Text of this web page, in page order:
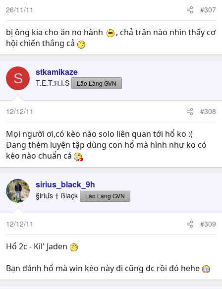
26/11/11 #307
bị ông kia cho ăn no hành
, chả trận nào nhìn thấy cơ
hội chiến thắng cả
S stkamikaze
T.E.T.Я.I.S Lão Làng GVN
12/12/11 #308
Mọi người ơi,có kèo nào solo liên quan tới hổ ko :(
Đang thèm luyện tập dùng con hổ mà hình như ko có
kèo nào chuẩn cả
sirius_black_9h
§iriմs † ßlaçk Lão Làng GVN
12/12/11 #309
Hổ 2c - Kil' Jaden
Bạn đánh hổ mà win kèo này đi cũng dc rồi đó hehe